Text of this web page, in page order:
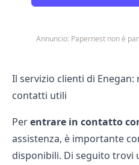
Annuncio: Papernest non è
Il servizio clienti di
contatti utili
Perentrare in contatto
assistenza, è importante
disponibili. Di seguito trovi